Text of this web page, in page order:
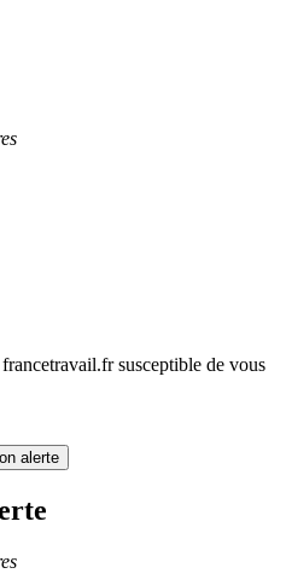
susceptible de vous
alerte